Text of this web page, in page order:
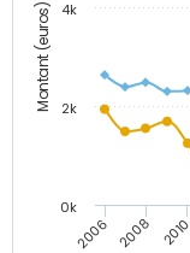
Montant (euros)
2006 2008 2010
0k
2k
4k